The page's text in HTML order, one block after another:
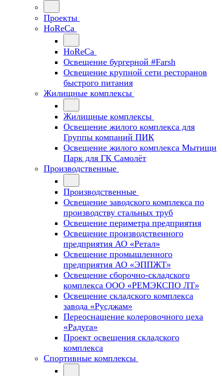
Проекты
HoReCa
HoReCa
Освещение бургерной #Farsh
Освещение крупной сети ресторанов
быстрого питания
Жилищные комплексы
Жилищные комплексы
Освещение жилого комплекса для
Группы компаний ПИК
Освещение жилого комплекса Мытищи
Парк для ГК Самолёт
Производственные
Производственные
Освещение заводского комплекса по
производству стальных труб
Освещение периметра предприятия
Освещение производственного
предприятия АО «Ретал»
Освещение промышленного
предприятия АО «ЭППЖТ»
Освещение сборочно-складского
комплекса ООО «РЕМЭКСПО ЛТ»
Освещение складского комплекса
завода «Русджам»
Переоснащение колеровочного цеха
«Радуга»
Проект освещения складского
комплекса
Спортивные комплексы